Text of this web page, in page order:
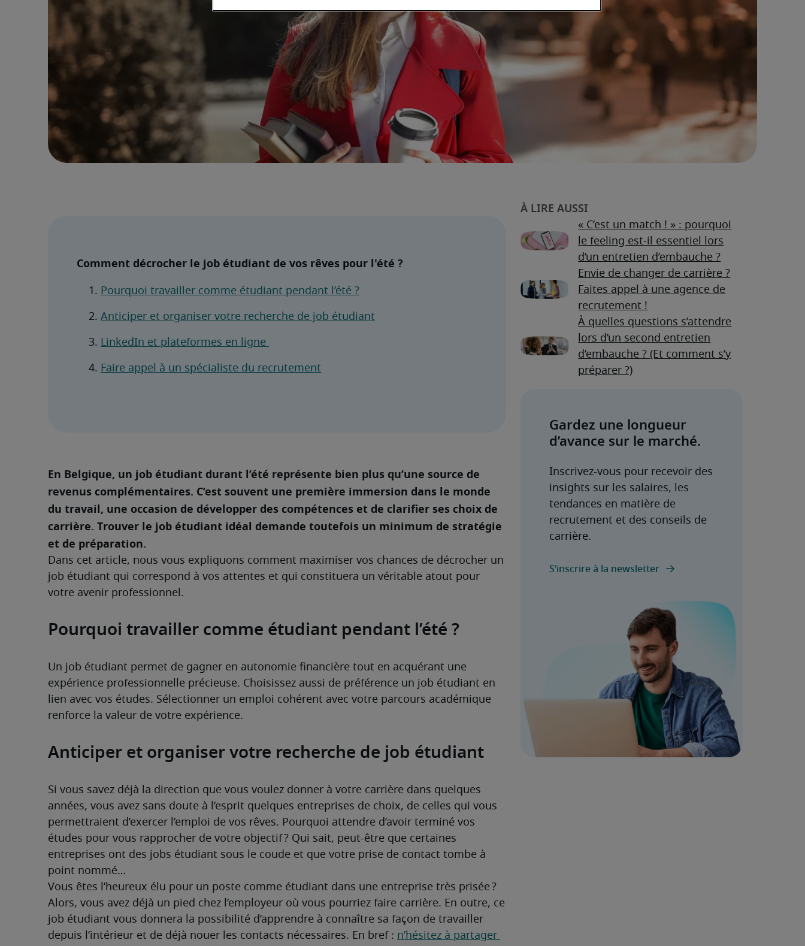
Comment décrocher le job étudiant de vos rêves pour l'été ?
Pourquoi travailler comme étudiant pendant l’été ?
Anticiper et organiser votre recherche de job étudiant
LinkedIn et plateformes en ligne
Faire appel à un spécialiste du recrutement
En Belgique, un job étudiant durant l’été représente bien plus qu’une source de
revenus complémentaires. C’est souvent une première immersion dans le monde
du travail, une occasion de développer des compétences et de clarifier ses choix de
carrière. Trouver le job étudiant idéal demande toutefois un minimum de stratégie
et de préparation.
Dans cet article, nous vous expliquons comment maximiser vos chances de décrocher un
job étudiant qui correspond à vos attentes et qui constituera un véritable atout pour
votre avenir professionnel.
Pourquoi travailler comme étudiant pendant l’été ?
Un job étudiant permet de gagner en autonomie financière tout en acquérant une
expérience professionnelle précieuse. Choisissez aussi de préférence un job étudiant en
lien avec vos études. Sélectionner un emploi cohérent avec votre parcours académique
renforce la valeur de votre expérience.
Anticiper et organiser votre recherche de job étudiant
Si vous savez déjà la direction que vous voulez donner à votre carrière dans quelques
années, vous avez sans doute à l’esprit quelques entreprises de choix, de celles qui vous
permettraient d’exercer l’emploi de vos rêves. Pourquoi attendre d’avoir terminé vos
études pour vous rapprocher de votre objectif ? Qui sait, peut-être que certaines
entreprises ont des jobs étudiant sous le coude et que votre prise de contact tombe à
point nommé…
Vous êtes l’heureux élu pour un poste comme étudiant dans une entreprise très prisée ?
Alors, vous avez déjà un pied chez l’employeur où vous pourriez faire carrière. En outre, ce
job étudiant vous donnera la possibilité d’apprendre à connaître sa façon de travailler
depuis l’intérieur et de déjà nouer les contacts nécessaires. En bref : n’hésitez à partager
« C’est un match ! » : pourquoi
le feeling est-il essentiel lors
d’un entretien d’embauche ?
Envie de changer de carrière ?
Faites appel à une agence de
recrutement !
À quelles questions s’attendre
lors d’un second entretien
d’embauche ? (Et comment s’y
préparer ?)